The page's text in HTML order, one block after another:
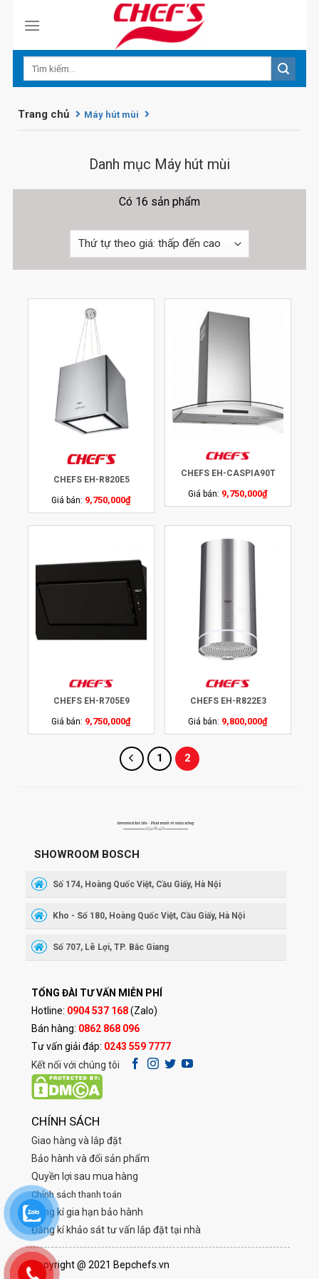
Trang chủ Máy hút mùi
Danh mục Máy hút mùi
Có 16 sản phẩm
CHEFS EH-R820E5
Giá bán: 9,750,000₫
CHEFS EH-CASPIA90T
Giá bán: 9,750,000₫
CHEFS EH-R705E9
Giá bán: 9,750,000₫
CHEFS EH-R822E3
Giá bán: 9,800,000₫
1 2
SHOWROOM BOSCH
Số 174, Hoàng Quốc Việt, Cầu Giấy, Hà Nội
Kho - Số 180, Hoàng Quốc Việt, Cầu Giấy, Hà Nội
Số 707, Lê Lợi, TP. Bắc Giang
TỔNG ĐÀI TƯ VẤN MIỄN PHÍ
Hotline: 0904 537 168(Zalo)
Bán hàng: 0862 868 096
Tư vấn giải đáp: 0243 559 7777
Kết nối với chúng tôi
CHÍNH SÁCH
Giao hàng và lắp đặt
Bảo hành và đổi sản phẩm
Quyền lợi sau mua hàng
Chính sách thanh toán
Đăng kí gia hạn bảo hành
Đăng kí khảo sát tư vấn lắp đặt tại nhà
Copyright @ 2021 Bepchefs.vn